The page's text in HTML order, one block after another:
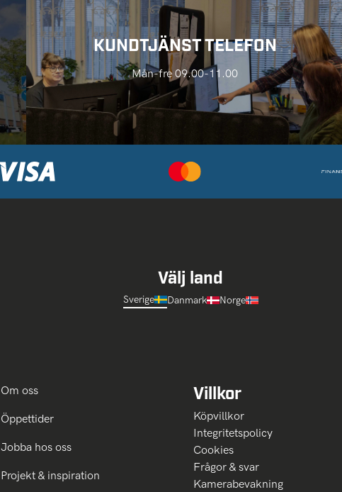
KUNDTJÄNST TELEFON
Mån-fre 09.00-11.00
Välj land
Sverige Danmark Norge
Om oss
Öppettider
Jobba hos oss
Projekt & inspiration
Villkor
Köpvillkor
Integritetspolicy
Cookies
Frågor & svar
Kamerabevakning